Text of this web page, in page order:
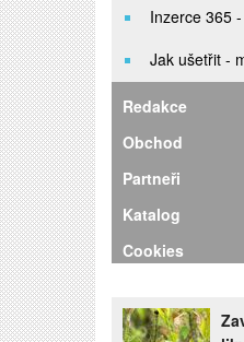
Inzerce 365
Jak ušetřit -
Redakce
Obchod
Partneři
Katalog
Cookies